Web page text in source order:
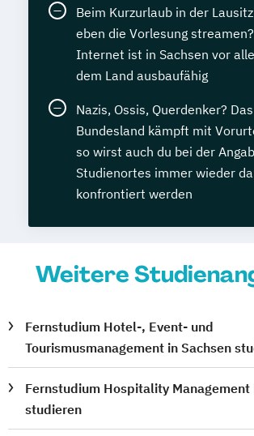
Beim Kurzurlaub in der
eben die Vorlesung
Internet ist in Sachsen vor
dem Land ausbaufähig
Nazis, Ossis, Querdenker? Das
Bundesland kämpft mit
so wirst auch du bei der
Studienortes immer wieder
konfrontiert werden
Weitere
Fernstudium Hotel-, Event- und
Tourismusmanagement in Sachsen
Fernstudium Hospitality Management
studieren